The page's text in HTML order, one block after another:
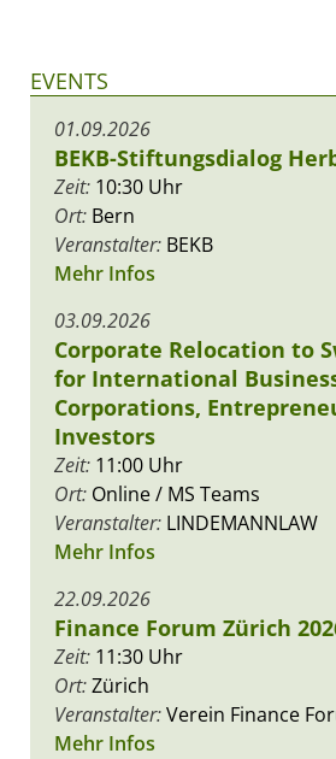
EVENTS
01.09.2026
BEKB-Stiftungsdialog
Zeit: 10:30 Uhr
Ort: Bern
Veranstalter: BEKB
Mehr Infos
03.09.2026
Corporate Relocation to
for International
Corporations,
Investors
Zeit: 11:00 Uhr
Ort: Online / MS Teams
Veranstalter: LINDEMANNLAW
Mehr Infos
22.09.2026
Finance Forum Zürich
Zeit: 11:30 Uhr
Ort:Zürich
Veranstalter:Verein Finance
Mehr Infos